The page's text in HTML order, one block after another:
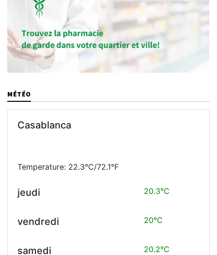
MÉTÉO
Casablanca
Temperature: 22.3°C/72.1°F
jeudi 20.3°C
vendredi 20°C
samedi 20.2°C